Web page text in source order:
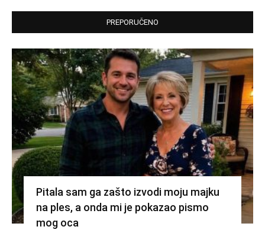
PREPORUČENO
Pitala sam ga zašto izvodi moju majku
na ples, a onda mi je pokazao pismo
mog oca